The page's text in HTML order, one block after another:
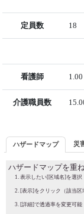
定員数 18
看護師 1.00
介護職員数
ハザードマップ 災
ハザードマップを重
表示したい[区域名]を選択
[表示]をクリック（該当区
[詳細]で透過率を変更可能